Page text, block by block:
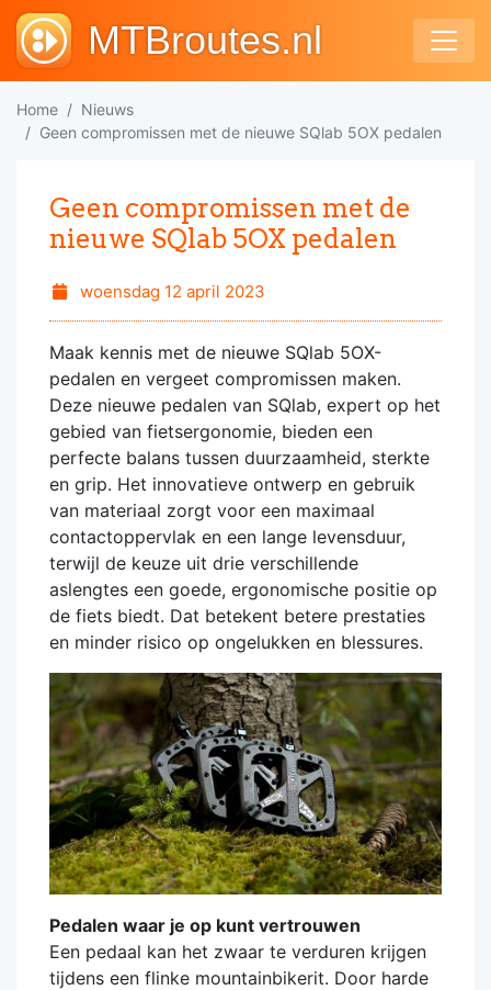
MTBroutes.nl
Home
Nieuws
Geen compromissen met de nieuwe SQlab 5OX pedalen
Geen compromissen met de
nieuwe SQlab 5OX pedalen
woensdag 12 april 2023
Maak kennis met de nieuwe SQlab 5OX-
pedalen en vergeet compromissen maken.
Deze nieuwe pedalen van SQlab, expert op het
gebied van fietsergonomie, bieden een
perfecte balans tussen duurzaamheid, sterkte
en grip. Het innovatieve ontwerp en gebruik
van materiaal zorgt voor een maximaal
contactoppervlak en een lange levensduur,
terwijl de keuze uit drie verschillende
aslengtes een goede, ergonomische positie op
de fiets biedt. Dat betekent betere prestaties
en minder risico op ongelukken en blessures.
Pedalen waar je op kunt vertrouwen
Een pedaal kan het zwaar te verduren krijgen
tijdens een flinke mountainbikerit. Door harde